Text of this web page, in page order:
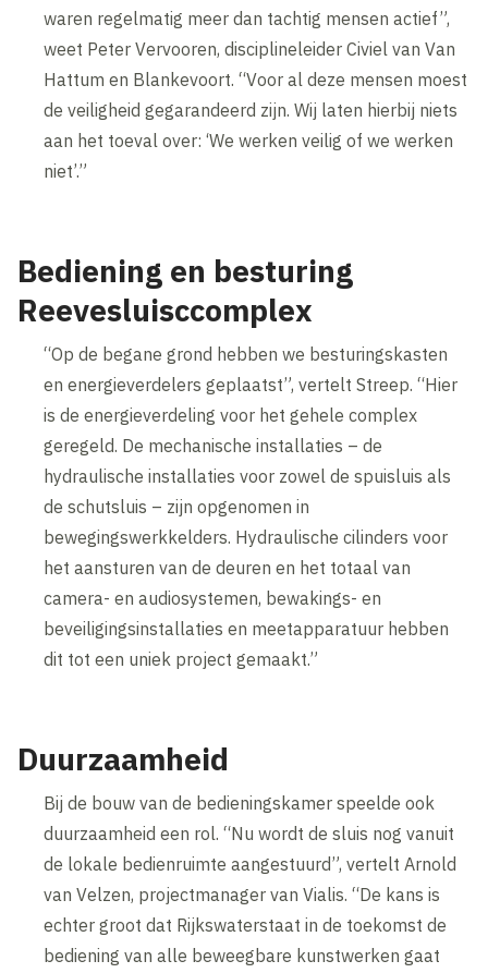
waren regelmatig meer dan tachtig mensen actief”,
weet Peter Vervooren, disciplineleider Civiel van Van
Hattum en Blankevoort. “Voor al deze mensen moest
de veiligheid gegarandeerd zijn. Wij laten hierbij niets
aan het toeval over: ‘We werken veilig of we werken
niet’.”
Bediening en besturing
Reevesluisccomplex
“Op de begane grond hebben we besturingskasten
en energieverdelers geplaatst”, vertelt Streep. “Hier
is de energieverdeling voor het gehele complex
geregeld. De mechanische installaties – de
hydraulische installaties voor zowel de spuisluis als
de schutsluis – zijn opgenomen in
bewegingswerkkelders. Hydraulische cilinders voor
het aansturen van de deuren en het totaal van
camera- en audiosystemen, bewakings- en
beveiligingsinstallaties en meetapparatuur hebben
dit tot een uniek project gemaakt.”
Duurzaamheid
Bij de bouw van de bedieningskamer speelde ook
duurzaamheid een rol. “Nu wordt de sluis nog vanuit
de lokale bedienruimte aangestuurd”, vertelt Arnold
van Velzen, projectmanager van Vialis. “De kans is
echter groot dat Rijkswaterstaat in de toekomst de
bediening van alle beweegbare kunstwerken gaat